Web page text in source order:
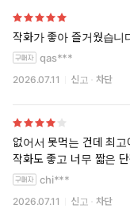
작화가 좋아 즐거웠습니
qas***
2026.07.11 신고 차단
없어서 못먹는 건데 최고
작화도 좋고 너무 짧은
chi***
2026.07.11 신고 차단